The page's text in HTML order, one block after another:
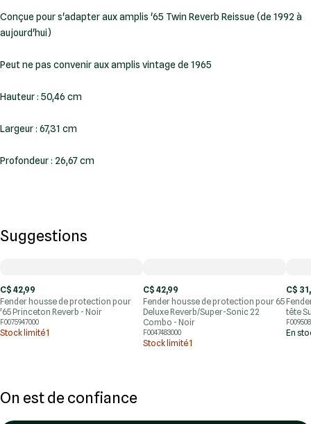
Conçue pour s'adapter aux amplis '65 Twin Reverb Reissue (de 1992 à
aujourd'hui)
Peut ne pas convenir aux amplis vintage de 1965
Hauteur : 50,46 cm
Largeur : 67,31 cm
Profondeur : 26,67 cm
Suggestions
C$ 42,99
Fender housse de protection pour
'65 Princeton Reverb - Noir
F0075947000
Stock limité1
C$ 42,99
Fender housse de protection pour 65
Deluxe Reverb/Super-Sonic 22
Combo - Noir
F0047483000
Stock limité1
C$
tête
En
On est de confiance